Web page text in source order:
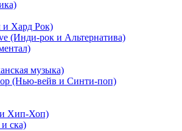
и Хард Рок)
(Инди-рок и Альтернатива)
музыка)
(Нью-вейв и Синти-поп)
Хип-Хоп)
ска)